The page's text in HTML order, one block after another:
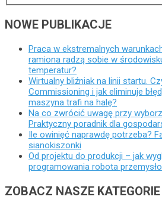
NOWE PUBLIKACJE
Praca w ekstremalnych
ramiona radzą sobie w
temperatur?
Wirtualny bliźniak na linii startu.
Commissioning i jak eliminuje
maszyna trafi na halę?
Na co zwrócić uwagę przy
Praktyczny poradnik dla
Ile owinięć naprawdę potrzeba?
sianokiszonki
Od projektu do produkcji – jak
programowania robota
ZOBACZ NASZE KATEGORIE